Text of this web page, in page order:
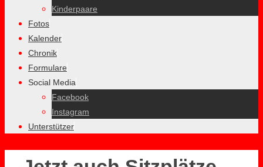
Kinderpaare
Fotos
Kalender
Chronik
Formulare
Social Media
Facebook
Instagram
Unterstützer